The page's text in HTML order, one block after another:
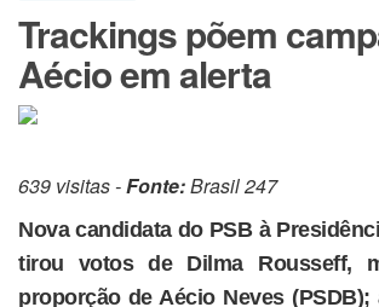
Trackings põem
Aécio em alerta
639 visitas -Fonte:Brasil 247
Nova candidata do PSB à
tirou votos de Dilma Rousseff,
proporção de Aécio Neves (PSDB);